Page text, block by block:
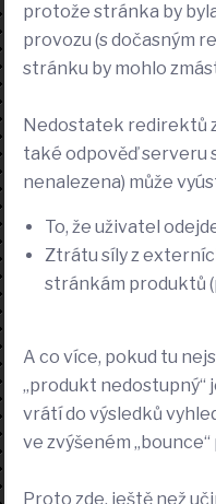
protože stránka by
provozu (s dočasným
stránku by mohlo
Nedostatek redirektů
také odpověď serveru
nenalezena) může
To, že uživatel
Ztrátu síly z
stránkám produktů
A co více, pokud tu
„produkt nedostupný“
vrátí do výsledků
ve zvýšeném „bounce“
Proto zde, ještě než